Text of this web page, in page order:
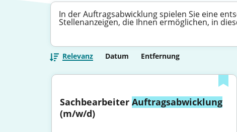
In der Auftragsabwicklung spielen Sie eine
Stellenanzeigen, die Ihnen ermöglichen, in
Relevanz Datum Entfernung
Sachbearbeiter Auftragsabwicklung
(m/w/d)